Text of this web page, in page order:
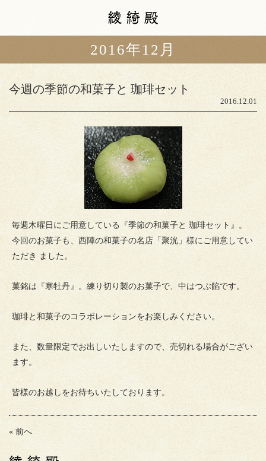
カフェメニュー
ショップ情報
町家ゲストハウス
2016年12月
今週の季節の和菓子と 珈琲セット
2016.12.01
毎週木曜日にご用意している『季節の和菓子と 珈琲セット 』。
今回のお菓子も、西陣の和菓子の名店「聚洸」様にご用意してい
ただき ました。
菓銘は『寒牡丹』。練り切り製のお菓子で、中はつぶ餡です。
珈琲と和菓子のコラボレーションをお楽しみください。
また、数量限定でお出しいたしますので、売切れる場合がござい
ます。
皆様のお越しをお待ちいたしております。
« 前へ